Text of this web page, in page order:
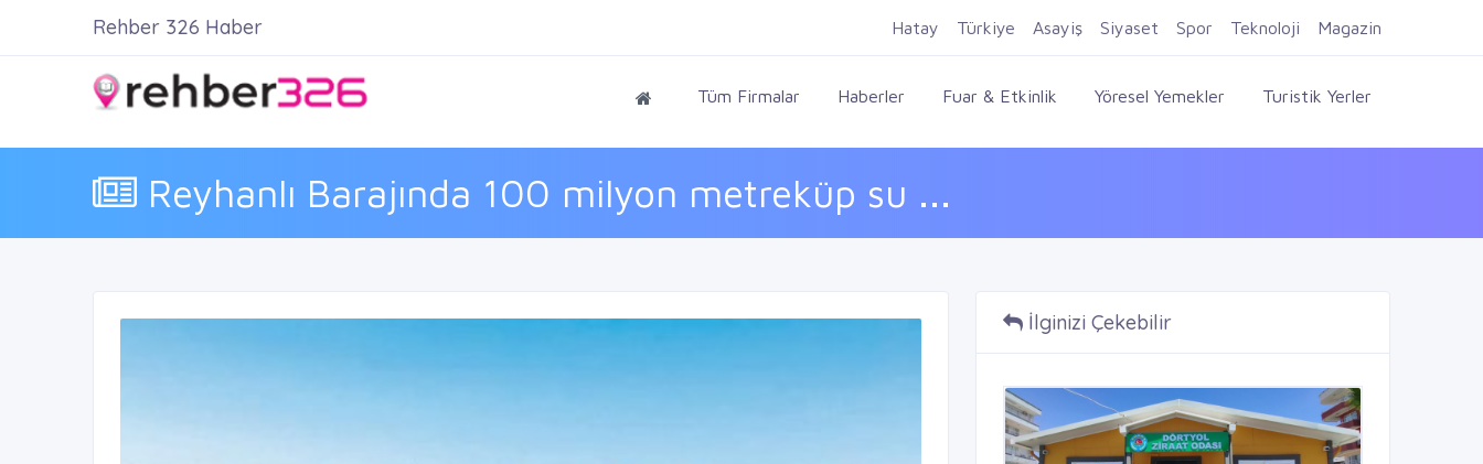
Firma Ekle Kayıt Ol Giriş Yap
Tüm Firmalar Haberler Fuar & Etkinlik Yöresel Yemekler Turistik Yerler
Reyhanlı Barajında 100 milyon metreküp su ...
Rehber 326 Haber Hatay Türkiye Asayiş Siyaset Spor Teknoloji Magazin
İlginizi Çekebilir